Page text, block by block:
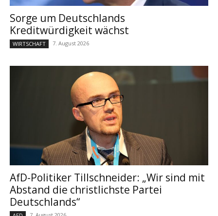
Sorge um Deutschlands
Kreditwürdigkeit wächst
WIRTSCHAFT 7. August 2026
AfD-Politiker Tillschneider: „Wir sind mit
Abstand die christlichste Partei
Deutschlands“